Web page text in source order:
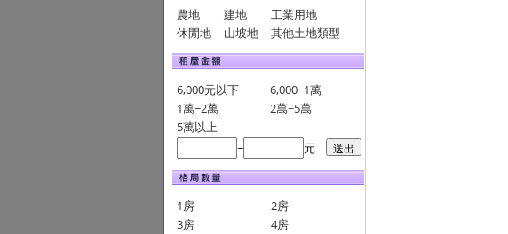
農地 建地
工業用地
休閒地
山坡地 其他土地類型
6,000元以下
6,000~1萬
1萬~2萬
2萬~5萬
5萬以上
~
元
1房
2房
3房
4房